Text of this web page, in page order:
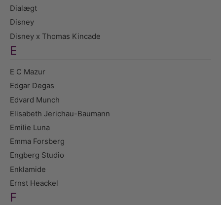
Dialægt
Disney
Disney x Thomas Kincade
E
E C Mazur
Edgar Degas
Edvard Munch
Elisabeth Jerichau-Baumann
Emilie Luna
Emma Forsberg
Engberg Studio
Enklamide
Ernst Heackel
F